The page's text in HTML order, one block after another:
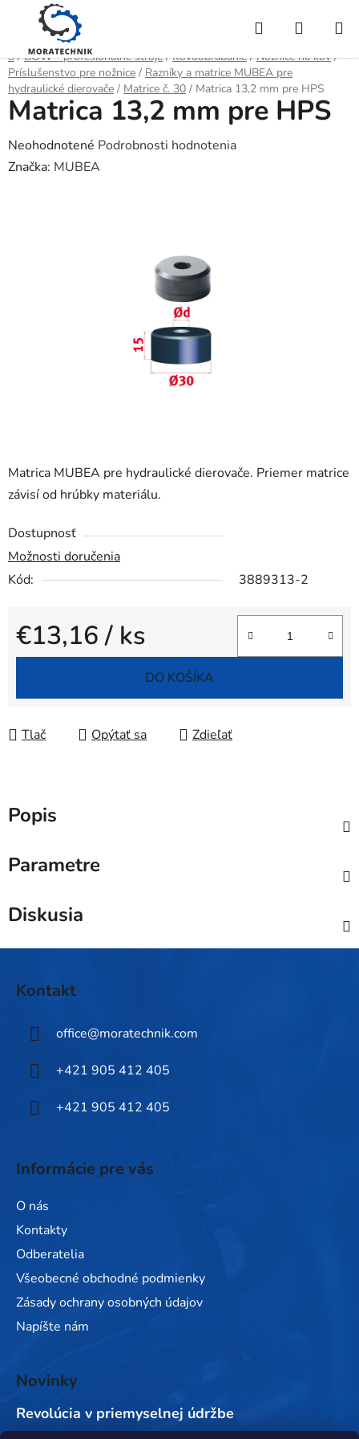
Hľadať
KOŠÍK
Domov
/ BOW - profesionálne stroje / Kovoobrábanie / Nožnice na kov /
Príslušenstvo pre nožnice / Razníky a matrice MUBEA pre
hydraulické dierovače / Matrice č. 30 / Matrica 13,2 mm pre HPS
Matrica MUBEA pre hydraulické dierovače. Priemer matrice
závisí od hrúbky materiálu.
Dostupnosť
Možnosti doručenia
Kód:
3889313-2
€13,16/ ks
Jednotková cena:
DO KOŠÍKA
Tlač Opýtať sa Zdieľať
Matrica 13,2 mm pre HPS
Priemerné
hodnotenie
Neohodnotené Podrobnosti hodnotenia
Značka: MUBEA
Popis
Parametre
Diskusia
Kontakt
office@moratechnik.com
+421 905 412 405
+421 905 412 405
Informácie pre vás
O nás
Kontakty
Odberatelia
Všeobecné obchodné podmienky
Zásady ochrany osobných údajov
Napíšte nám
Novinky
Revolúcia v priemyselnej údržbe